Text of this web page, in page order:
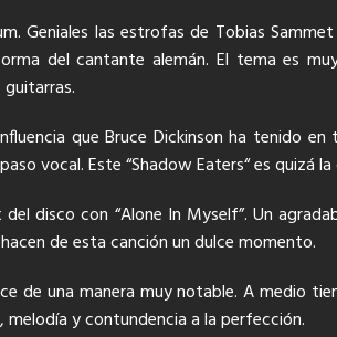
Geniales las estrofas de Tobias
del cantante alemán. El tema es
que Bruce Dickinson ha tenido
vocal. Este “Shadow Eaters“ es quizá
disco con “Alone In Myself”. Un
de esta canción un dulce momento.
de una manera muy notable. A medio
melodía y contundencia a la perfección.